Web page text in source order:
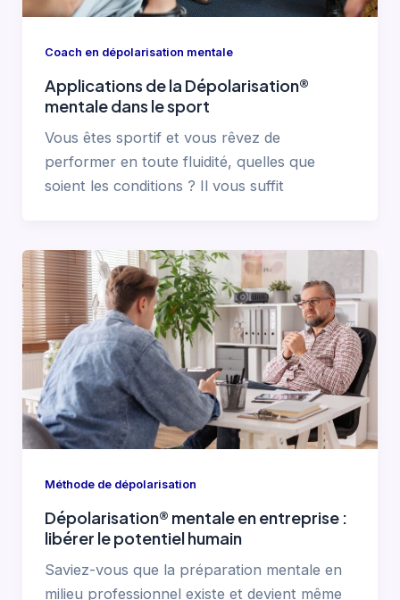
Coach en dépolarisation mentale
Applications de la Dépolarisation®
mentale dans le sport
Vous êtes sportif et vous rêvez de
performer en toute fluidité, quelles que
soient les conditions ? Il vous suffit
Méthode de dépolarisation
Dépolarisation® mentale en entreprise :
libérer le potentiel humain
Saviez-vous que la préparation mentale en
milieu professionnel existe et devient même